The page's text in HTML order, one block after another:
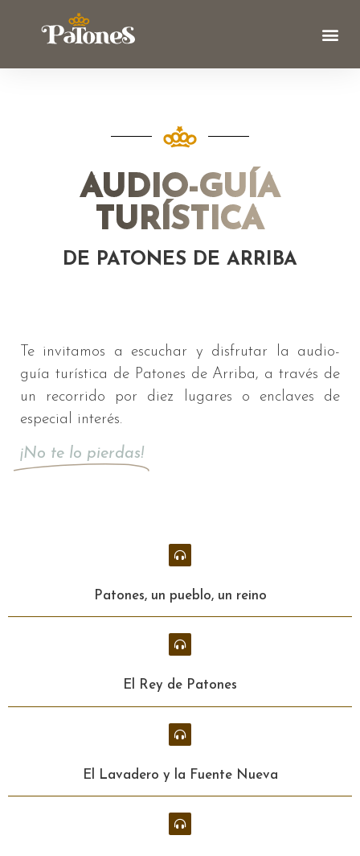
AUDIO-GUÍA
TURÍSTICA
DE PATONES DE ARRIBA
Te invitamos a escuchar y disfrutar la audio-
guía turística de Patones de Arriba, a través de
un recorrido por diez lugares o enclaves de
especial interés.
¡No te lo pierdas!
Patones, un pueblo, un reino
El Rey de Patones
El Lavadero y la Fuente Nueva